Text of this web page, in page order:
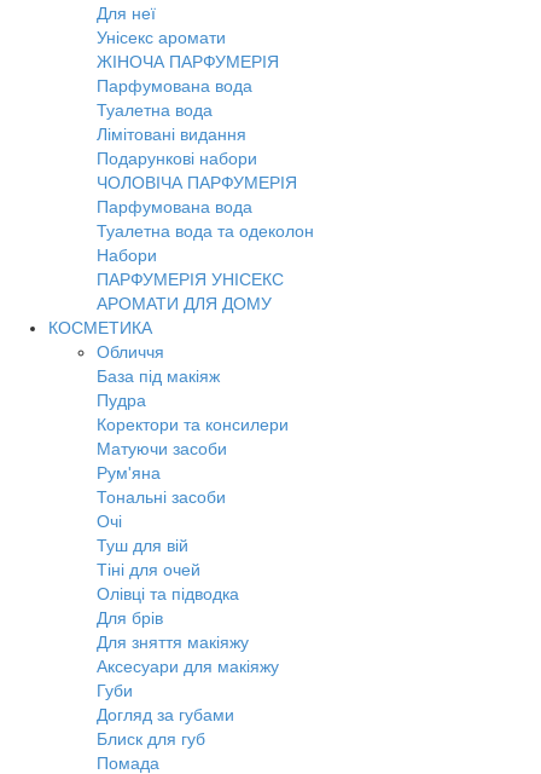
Для неї
Унісекс аромати
ЖІНОЧА ПАРФУМЕРІЯ
Парфумована вода
Туалетна вода
Лімітовані видання
Подарункові набори
ЧОЛОВІЧА ПАРФУМЕРІЯ
Парфумована вода
Туалетна вода та одеколон
Набори
ПАРФУМЕРІЯ УНІСЕКС
АРОМАТИ ДЛЯ ДОМУ
КОСМЕТИКА
Обличчя
База під макіяж
Пудра
Коректори та консилери
Матуючи засоби
Рум'яна
Тональні засоби
Очі
Туш для вій
Тіні для очей
Олівці та підводка
Для брів
Для зняття макіяжу
Аксесуари для макіяжу
Губи
Догляд за губами
Блиск для губ
Помада